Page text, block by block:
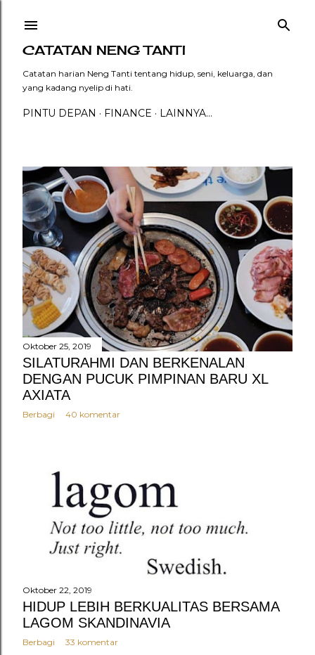
CATATAN NENG TANTI
Catatan harian Neng Tanti tentang hidup, seni, keluarga, dan
yang kadang nyelip di hati.
PINTU DEPAN FINANCE LAINNYA…
P
o
s
t
i
n
g
a
n
Oktober 25, 2019
SILATURAHMI DAN BERKENALAN
DENGAN PUCUK PIMPINAN BARU XL
AXIATA
Berbagi 40 komentar
Oktober 22, 2019
HIDUP LEBIH BERKUALITAS BERSAMA
LAGOM SKANDINAVIA
Berbagi 33 komentar